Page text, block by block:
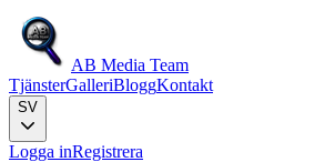
AB Media Team
TjänsterGalleriBloggKontakt
SV
Logga inRegistrera